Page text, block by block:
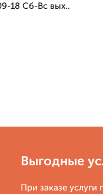
18 Сб-Вс вых..
Выгодные
При заказе услуги